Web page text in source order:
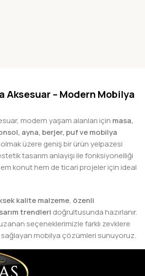
Aksesuar – Modern Mobilya
modern yaşam alanları için masa,
ayna, berjer, puf ve mobilya
üzere geniş bir ürün yelpazesi
tasarım anlayışı ile fonksiyonelliği
konut hem de ticari projeler için ideal
kalite malzeme, özenli
trendleri doğrultusunda hazırlanır.
seçeneklerimizle farklı zevklere
mobilya çözümleri sunuyoruz.
Satış